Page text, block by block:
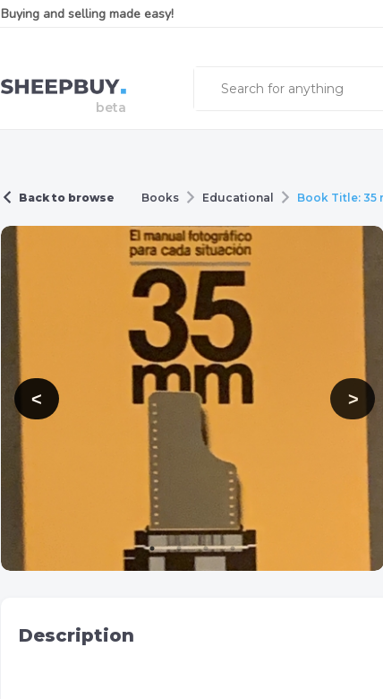
Buying and selling made easy!
Back to browse Books Educational Book Title: 35
Description